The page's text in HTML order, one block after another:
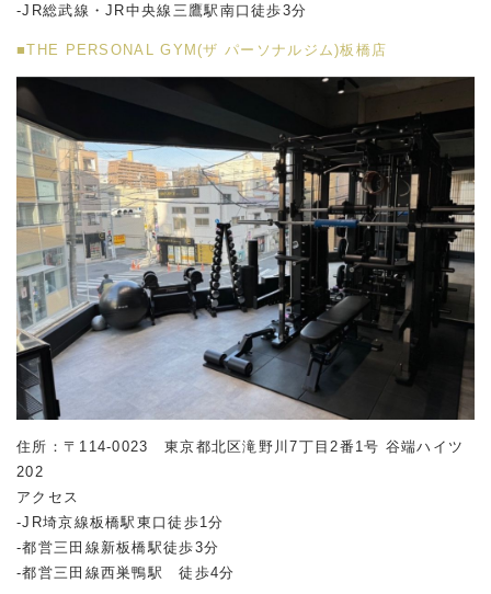
-JR総武線・JR中央線三鷹駅南口徒歩3分
■THE PERSONAL GYM(ザ パーソナルジム)板橋店
住所：〒114-0023 東京都北区滝野川7丁目2番1号 谷端ハイツ
202
アクセス
-JR埼京線板橋駅東口徒歩1分
-都営三田線新板橋駅徒歩3分
-都営三田線西巣鴨駅 徒歩4分